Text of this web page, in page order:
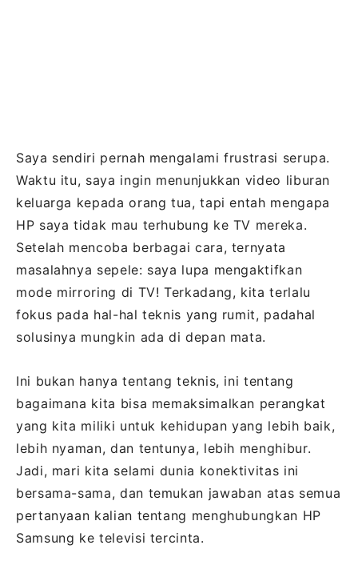
Saya sendiri pernah mengalami frustrasi serupa.
Waktu itu, saya ingin menunjukkan video liburan
keluarga kepada orang tua, tapi entah mengapa
HP saya tidak mau terhubung ke TV mereka.
Setelah mencoba berbagai cara, ternyata
masalahnya sepele: saya lupa mengaktifkan
mode mirroring di TV! Terkadang, kita terlalu
fokus pada hal-hal teknis yang rumit, padahal
solusinya mungkin ada di depan mata.
Ini bukan hanya tentang teknis, ini tentang
bagaimana kita bisa memaksimalkan perangkat
yang kita miliki untuk kehidupan yang lebih baik,
lebih nyaman, dan tentunya, lebih menghibur.
Jadi, mari kita selami dunia konektivitas ini
bersama-sama, dan temukan jawaban atas semua
pertanyaan kalian tentang menghubungkan HP
Samsung ke televisi tercinta.